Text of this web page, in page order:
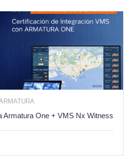
Armatura One + VMS Nx Witness